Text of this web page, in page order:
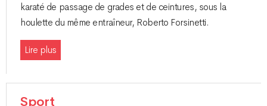
karaté de passage de grades et de ceintures, sous la
houlette du même entraîneur, Roberto Forsinetti.
Lire plus
Sport